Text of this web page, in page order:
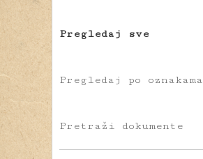
Pregledaj sve
Pregledaj po oznakama
Pretraži dokumente